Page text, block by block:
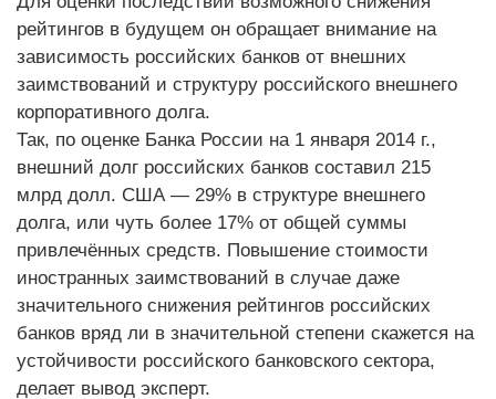
рейтингов в будущем он обращает внимание на
зависимость российских банков от внешних
заимствований и структуру российского внешнего
корпоративного долга.
Так, по оценке Банка России на 1 января 2014 г.,
внешний долг российских банков составил 215
млрд долл. США — 29% в структуре внешнего
долга, или чуть более 17% от общей суммы
привлечённых средств. Повышение стоимости
иностранных заимствований в случае даже
значительного снижения рейтингов российских
банков вряд ли в значительной степени скажется на
устойчивости российского банковского сектора,
делает вывод эксперт.